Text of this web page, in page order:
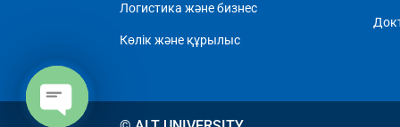
Логистика және бизнес
Көлік және құрылыс